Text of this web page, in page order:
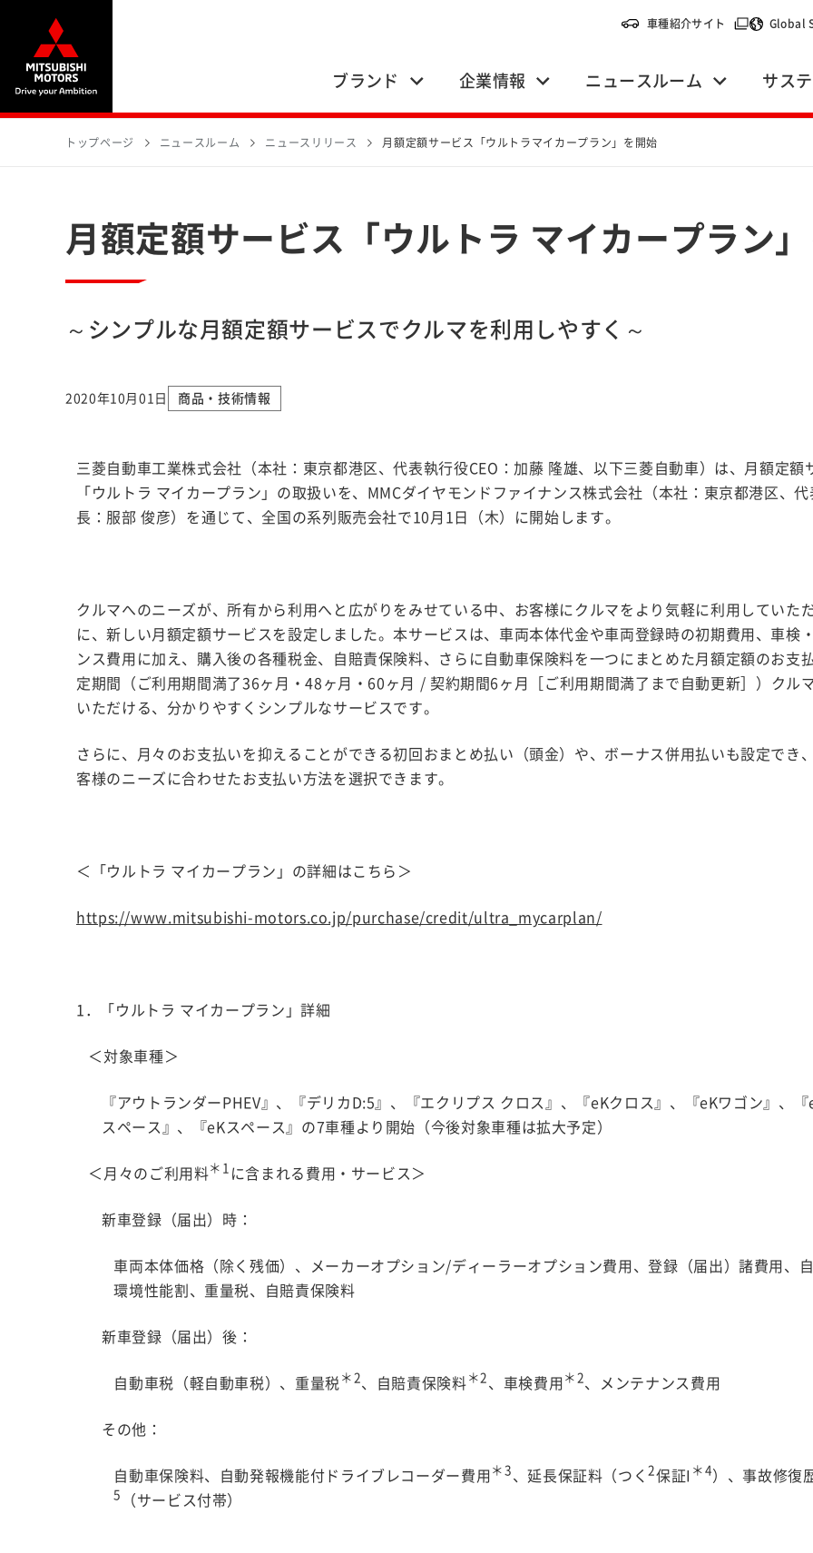
車種紹介サイト （別ウィンドウ
Global
ブランド 企業情報 ニュースルーム サス
トップページ ニュースルーム ニュースリリース 月額定額サービス「ウルトラマイカープラン」を開始
月額定額サービス「ウルトラ マイカープラン
～シンプルな月額定額サービスでクルマを利用しやすく～
2020年10月01日 商品・技術情報
三菱自動車工業株式会社（本社：東京都港区、代表執行役CEO：加藤 隆雄、以下三菱自動車）は、月額定額
「ウルトラ マイカープラン」の取扱いを、MMCダイヤモンドファイナンス株式会社（本社：東京都港区、
長：服部 俊彦）を通じて、全国の系列販売会社で10月1日（木）に開始します。
クルマへのニーズが、所有から利用へと広がりをみせている中、お客様にクルマをより気軽に利用していた
に、新しい月額定額サービスを設定しました。本サービスは、車両本体代金や車両登録時の初期費用、車検
ンス費用に加え、購入後の各種税金、自賠責保険料、さらに自動車保険料を一つにまとめた月額定額のお支
定期間（ご利用期間満了36ヶ月・48ヶ月・60ヶ月 / 契約期間6ヶ月［ご利用期間満了まで自動更新］）クル
いただける、分かりやすくシンプルなサービスです。
さらに、月々のお支払いを抑えることができる初回おまとめ払い（頭金）や、ボーナス併用払いも設定でき
客様のニーズに合わせたお支払い方法を選択できます。
＜「ウルトラ マイカープラン」の詳細はこちら＞
https://www.mitsubishi-motors.co.jp/purchase/credit/ultra_mycarplan/
1．「ウルトラ マイカープラン」詳細
＜対象車種＞
『アウトランダーPHEV』、『デリカD:5』、『エクリプス クロス』、『eKクロス』、『eKワゴン』、『
スペース』、『eKスペース』の7車種より開始（今後対象車種は拡大予定）
＜月々のご利用料＊1 に含まれる費用・サービス＞
新車登録（届出）時：
車両本体価格（除く残価）、メーカーオプション/ディーラーオプション費用、登録（届出）諸費用、自
環境性能割、重量税、自賠責保険料
新車登録（届出）後：
自動車税（軽自動車税）、重量税 ＊2、自賠責保険料 ＊2 、車検費用 ＊2、メンテナンス費用
その他：
自動車保険料、自動発報機能付ドライブレコーダー費用 ＊3 、延長保証料（つく2保証I ＊4 ）、事故修復
5
（サービス付帯）